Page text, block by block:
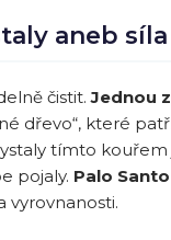
aneb síla
čistit.Jednou
dřevo“, které
tímto
pojaly. Palo
vyrovnanosti.